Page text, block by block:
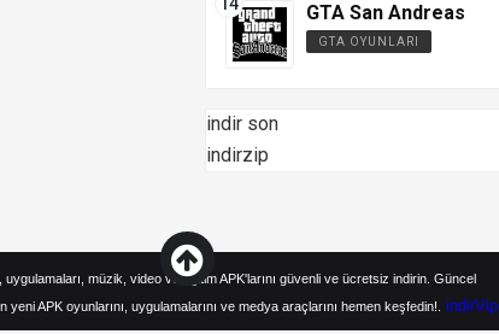
GTA San Andreas
GTA OYUNLARI
indir son
indirzip
müzik, video ve eğitim APK'larını güvenli ve ücretsiz indirin. Güncel
APK oyunlarını, uygulamalarını ve medya araçlarını hemen keşfedin!.
indirVip